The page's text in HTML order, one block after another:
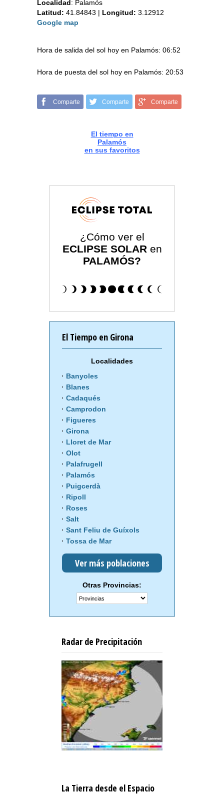
Localidad : Palamós
Latitud: 41.84843 | Longitud: 3.12912
Google map
Hora de salida del sol hoy en Palamós: 06:52
Hora de puesta del sol hoy en Palamós: 20:53
Comparte Comparte Comparte
El tiempo en
Palamós
en sus favoritos
¿Cómo ver el
ECLIPSE SOLAR en
PALAMÓS?
El Tiempo en Girona
Localidades
Banyoles
Blanes
Cadaqués
Camprodon
Figueres
Girona
Lloret de Mar
Olot
Palafrugell
Palamós
Puigcerdà
Ripoll
Roses
Salt
Sant Feliu de Guíxols
Tossa de Mar
Ver más poblaciones
Otras Provincias:
Radar de Precipitación
La Tierra desde el Espacio